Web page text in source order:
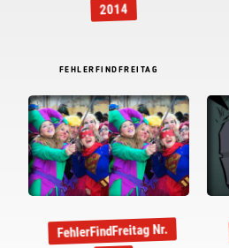
2014
FEHLERFINDFREITAG
FehlerFindFreitag Nr.